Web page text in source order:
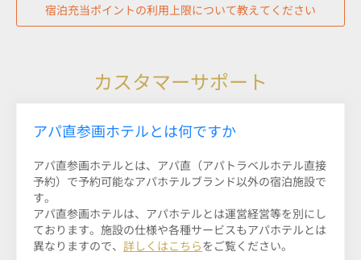
宿泊充当ポイントの利用上限について教えてください
カスタマーサポート
アパ直参画ホテルとは何ですか
アパ直参画ホテルとは、アパ直（アパトラベルホテル直接
予約）で予約可能なアパホテルブランド以外の宿泊施設で
す。
アパ直参画ホテルは、アパホテルとは運営経営等を別にし
ております。施設の仕様や各種サービスもアパホテルとは
異なりますので、 詳しくはこちらをご覧ください。